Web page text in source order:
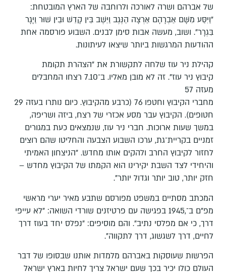
של אברהם ושרה לאורכה ולרוחבה של הארץ המובטחת:
"וַיִּסַּע מִשָּׁם אַבְרָהָם אַרְצָה הַנֶּגֶב וַיֵּשֶׁב בֵּין קָדֵשׁ וּבֵין שׁוּר וַיָּגָר
בִּגְרָר". ושוב, מעשה אבות סימן לבנים. השבוע פורסמה אחת
ההודעות המרגשות ביותר שיצאו לעיתונות.
קהילת ניר עוז שלחה לתקשורת את "הצהרת תקומת
קיבוץ ניר עוז". זה לא מובן מאליו. ב־7.10 רצחו המחבלים
מעזה 57
מחברי הקיבוץ וחטפו 76 (כרבע מהקיבוץ. כיום נותרו בעזה 29
חטופים). הקיבוץ עבר מסע אכזרי של רצח, ביזה ושריפה,
במשך שעות ארוכות. חברי ניר עוז, שנמצאים כעת במגורים
זמניים בקריית־גת, ערכו השבוע הצבעה והחליטו שהם רוצים
לחזור לקיבוץ החרב ולהקים אותו מחדש. "הניצחון האמיתי
והיחידי לצד השבת יקירינו הוא הקמתו של הקיבוץ מחדש –
חזק יותר, טוב יותר וגדול יותר".
המכתב מסתיים במשפט מפורסם שתבע מאיר יערי מראשי
מפ"ם ב־,1945 בפגישה עם פרטיזנים שורדי השואה: "לא עייפי
דרך, כי אם מפלסי נתיב". והם מוסיפים: "נפלס יחד בעוז דרך
לחיים, דרך לשגשוג, דרך לתקווה".
הפרשות שעוסקות באברהם מלמדות אותנו שבסופו של דבר
העולם כולו יכיר בכך שעם ישראל צריך לחיות בארץ ישראל